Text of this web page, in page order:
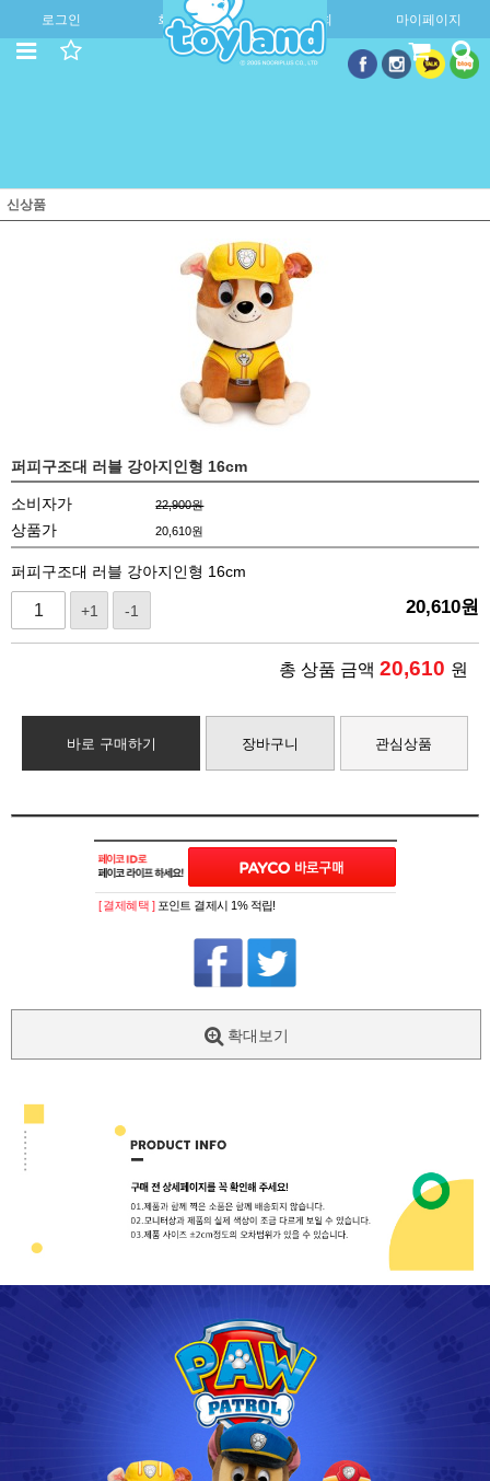
로그인 회원가입 주문조회 마이페이지
신상품
퍼피구조대 러블 강아지인형 16cm
소비자가 22,900원
상품가 20,610원
퍼피구조대 러블 강아지인형 16cm
+1 -1 20,610원
총 상품 금액 20,610 원
바로 구매하기 장바구니 관심상품
PAYCO 바로
[ 결제혜택 ] 포인트 결제시 1% 적립!
확대보기